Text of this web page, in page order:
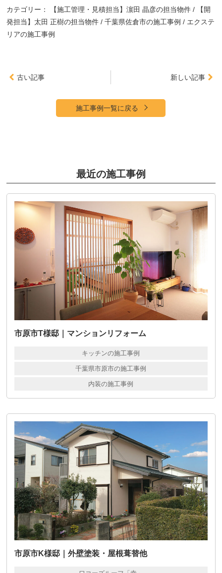
カテゴリー： 【施工管理・見積担当】濵田 晶彦の担当物件
【開
発担当】太田 正樹の担当物件
千葉県佐倉市の施工事例
エクステ
リアの施工事例
古い記事 新しい記事
施工事例一覧に戻る
最近の施工事例
市原市T様邸｜マンションリフォーム
キッチンの施工事例
千葉県市原市の施工事例
内装の施工事例
市原市K様邸｜外壁塗装・屋根葺替他